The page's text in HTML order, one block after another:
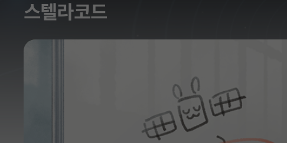
스텔라코드